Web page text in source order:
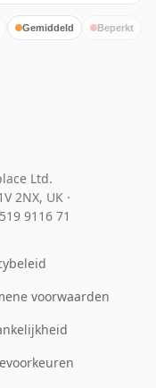
Gemiddeld Beperkt
Ltd.
2NX, UK ·
9116 71
voorwaarden